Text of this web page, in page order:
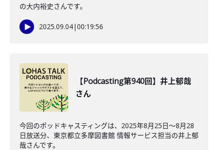
の大内裕史さんです。
2025.09.04|00:19:56
【Podcasting第940回】井上郁哉
さん
今回のポッドキャスティングは、2025年8月25日〜8月28
日放送分、東京都立多摩図書館 情報サービス担当の井上郁
哉さんです。